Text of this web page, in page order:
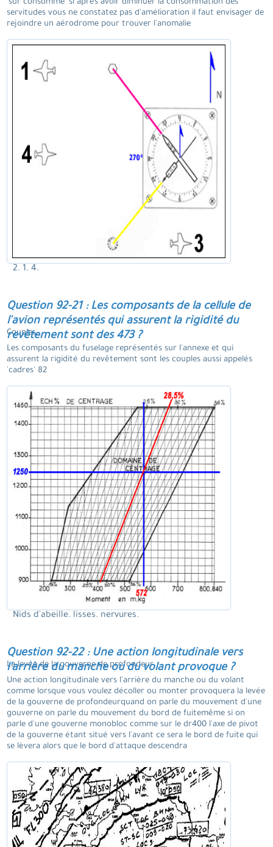
'sur consomme' si après avoir diminuer la consommation des
servitudes vous ne constatez pas d'amélioration il faut envisager de
rejoindre un aérodrome pour trouver l'anomalie
2. 1. 4.
Question 92-21 : Les composants de la cellule de
l'avion représentés qui assurent la rigidité du
revêtement sont des 473 ?
Couples.
Les composants du fuselage représentés sur l'annexe et qui
assurent la rigidité du revêtement sont les couples aussi appelés
'cadres' 82
Nids d'abeille. lisses. nervures.
Question 92-22 : Une action longitudinale vers
l'arrière du manche ou du volant provoque ?
La levée de la gouverne de profondeur.
Une action longitudinale vers l'arrière du manche ou du volant
comme lorsque vous voulez décoller ou monter provoquera la levée
de la gouverne de profondeurquand on parle du mouvement d'une
gouverne on parle du mouvement du bord de fuitemême si on
parle d'une gouverne monobloc comme sur le dr400 l'axe de pivot
de la gouverne étant situé vers l'avant ce sera le bord de fuite qui
se lèvera alors que le bord d'attaque descendra